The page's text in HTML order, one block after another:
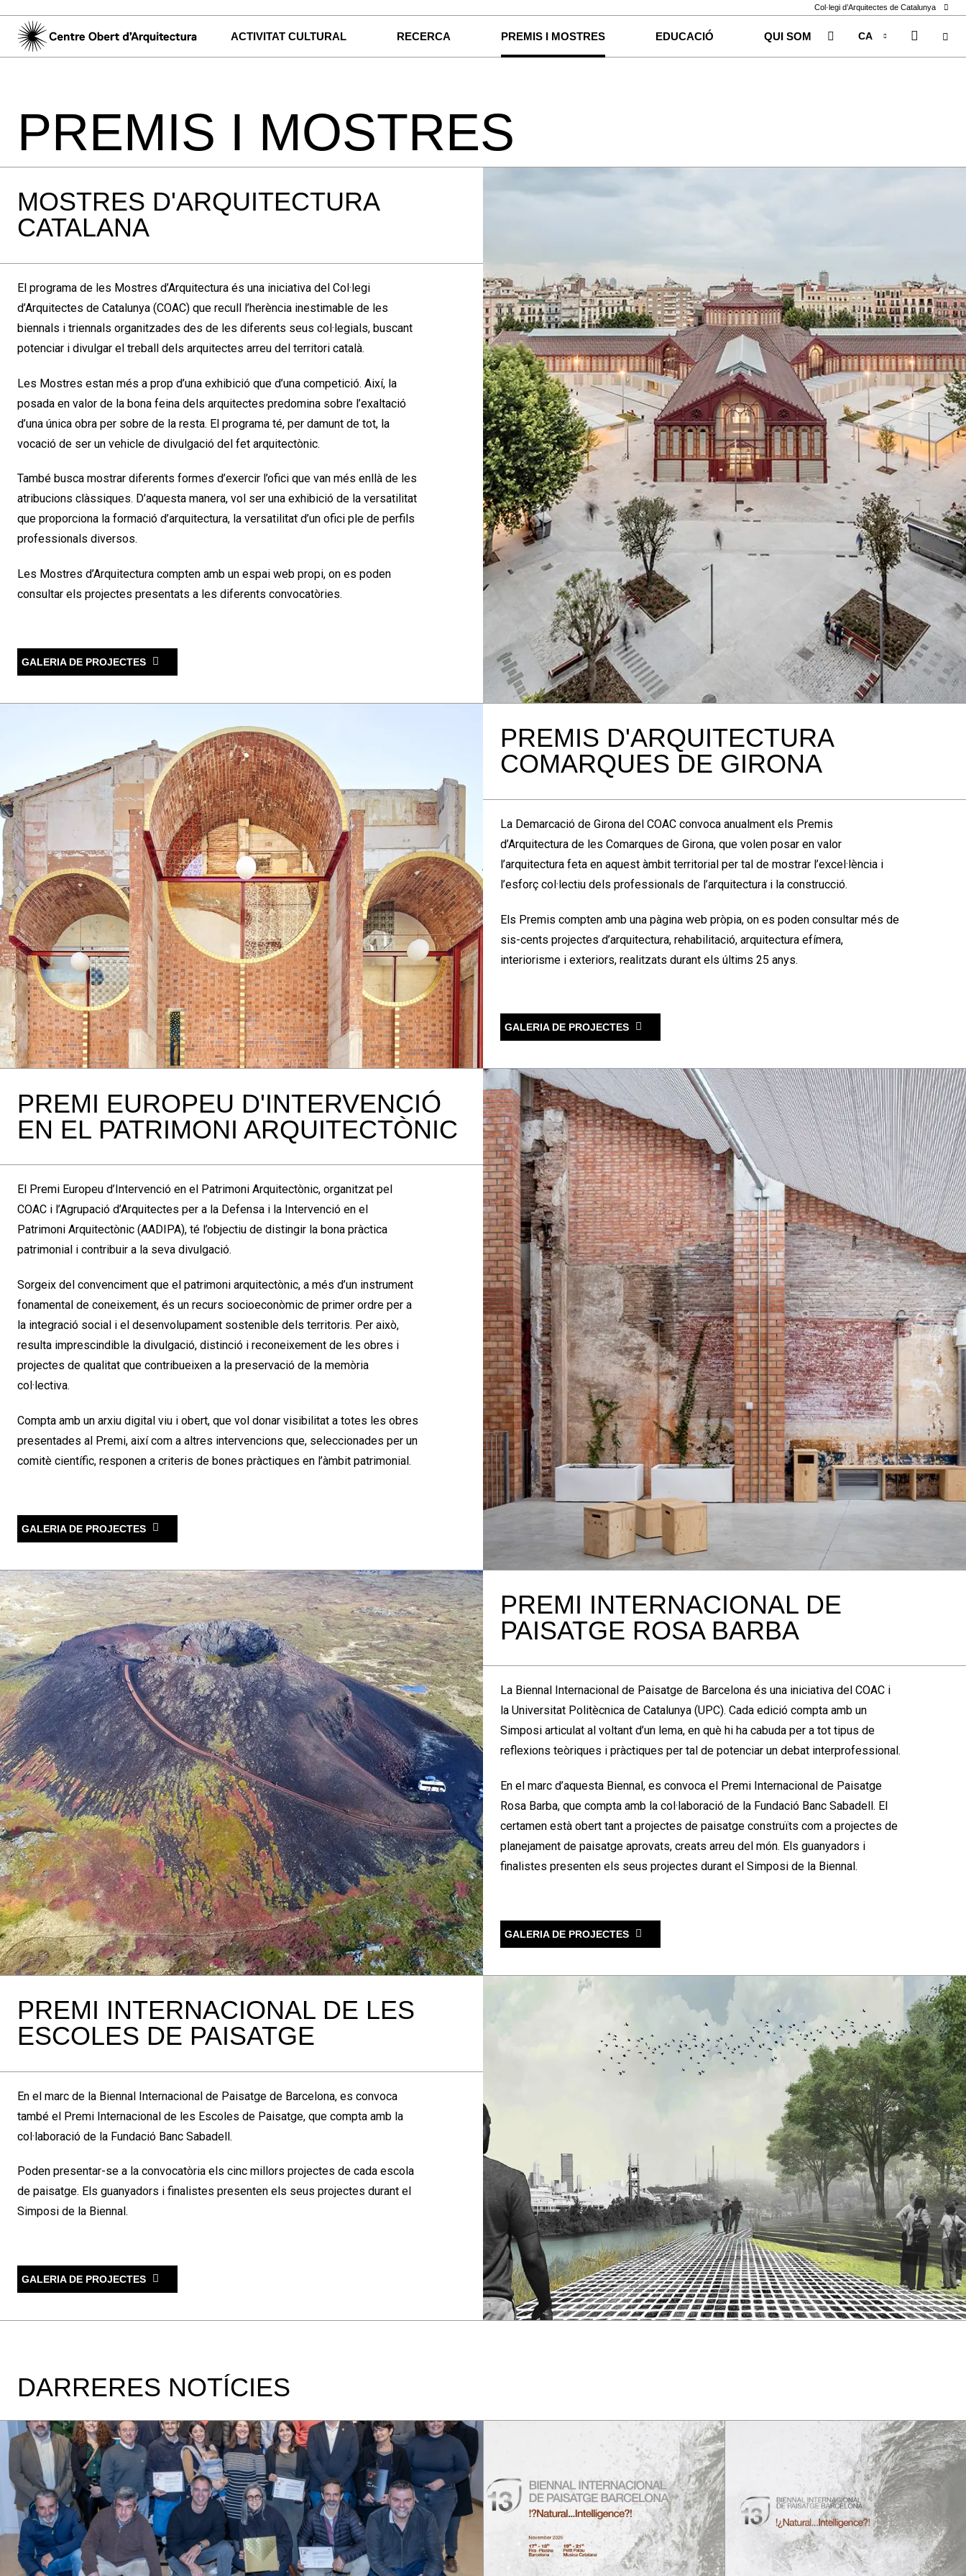
Col·legi d’Arquitectes de Catalunya
ACTIVITAT CULTURAL RECERCA PREMIS I MOSTRES EDUCACIÓ QUI SOM
CA
ES
PREMIS I MOSTRES
MOSTRES D'ARQUITECTURA
CATALANA
El programa de les Mostres d’Arquitectura és una iniciativa del Col·legi
d’Arquitectes de Catalunya (COAC) que recull l’herència inestimable de les
biennals i triennals organitzades des de les diferents seus col·legials, buscant
potenciar i divulgar el treball dels arquitectes arreu del territori català.
Les Mostres estan més a prop d’una exhibició que d’una competició. Així, la
posada en valor de la bona feina dels arquitectes predomina sobre l’exaltació
d’una única obra per sobre de la resta. El programa té, per damunt de tot, la
vocació de ser un vehicle de divulgació del fet arquitectònic.
També busca mostrar diferents formes d’exercir l’ofici que van més enllà de les
atribucions clàssiques. D’aquesta manera, vol ser una exhibició de la versatilitat
que proporciona la formació d’arquitectura, la versatilitat d’un ofici ple de perfils
professionals diversos.
Les Mostres d’Arquitectura compten amb un espai web propi, on es poden
consultar els projectes presentats a les diferents convocatòries.
GALERIA DE PROJECTES
PREMIS D'ARQUITECTURA
COMARQUES DE GIRONA
La Demarcació de Girona del COAC convoca anualment els Premis
d’Arquitectura de les Comarques de Girona, que volen posar en valor
l’arquitectura feta en aquest àmbit territorial per tal de mostrar l’excel·lència i
l’esforç col·lectiu dels professionals de l’arquitectura i la construcció.
Els Premis compten amb una pàgina web pròpia, on es poden consultar més de
sis-cents projectes d’arquitectura, rehabilitació, arquitectura efímera,
interiorisme i exteriors, realitzats durant els últims 25 anys.
GALERIA DE PROJECTES
PREMI EUROPEU D'INTERVENCIÓ
EN EL PATRIMONI ARQUITECTÒNIC
El Premi Europeu d’Intervenció en el Patrimoni Arquitectònic, organitzat pel
COAC i l’Agrupació d’Arquitectes per a la Defensa i la Intervenció en el
Patrimoni Arquitectònic (AADIPA), té l’objectiu de distingir la bona pràctica
patrimonial i contribuir a la seva divulgació.
Sorgeix del convenciment que el patrimoni arquitectònic, a més d’un instrument
fonamental de coneixement, és un recurs socioeconòmic de primer ordre per a
la integració social i el desenvolupament sostenible dels territoris. Per això,
resulta imprescindible la divulgació, distinció i reconeixement de les obres i
projectes de qualitat que contribueixen a la preservació de la memòria
col·lectiva.
Compta amb un arxiu digital viu i obert, que vol donar visibilitat a totes les obres
presentades al Premi, així com a altres intervencions que, seleccionades per un
comitè científic, responen a criteris de bones pràctiques en l’àmbit patrimonial.
GALERIA DE PROJECTES
PREMI INTERNACIONAL DE
PAISATGE ROSA BARBA
La Biennal Internacional de Paisatge de Barcelona és una iniciativa del COAC i
la Universitat Politècnica de Catalunya (UPC). Cada edició compta amb un
Simposi articulat al voltant d’un lema, en què hi ha cabuda per a tot tipus de
reflexions teòriques i pràctiques per tal de potenciar un debat interprofessional.
En el marc d’aquesta Biennal, es convoca el Premi Internacional de Paisatge
Rosa Barba, que compta amb la col·laboració de la Fundació Banc Sabadell. El
certamen està obert tant a projectes de paisatge construïts com a projectes de
planejament de paisatge aprovats, creats arreu del món. Els guanyadors i
finalistes presenten els seus projectes durant el Simposi de la Biennal.
GALERIA DE PROJECTES
PREMI INTERNACIONAL DE LES
ESCOLES DE PAISATGE
En el marc de la Biennal Internacional de Paisatge de Barcelona, es convoca
també el Premi Internacional de les Escoles de Paisatge, que compta amb la
col·laboració de la Fundació Banc Sabadell.
Poden presentar-se a la convocatòria els cinc millors projectes de cada escola
de paisatge. Els guanyadors i finalistes presenten els seus projectes durant el
Simposi de la Biennal.
GALERIA DE PROJECTES
DARRERES NOTÍCIES